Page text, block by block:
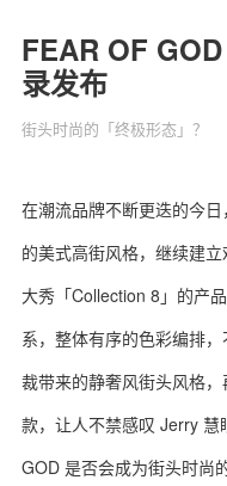
FEAR OF
录发布
街头时尚的「终极形态」？
在潮流品牌不断更迭的今
的美式高街风格，继续建
大秀「Collection 8」的产
系，整体有序的色彩编排
裁带来的静奢风街头风格
款，让人不禁感叹 Jerry
GOD 是否会成为街头时尚